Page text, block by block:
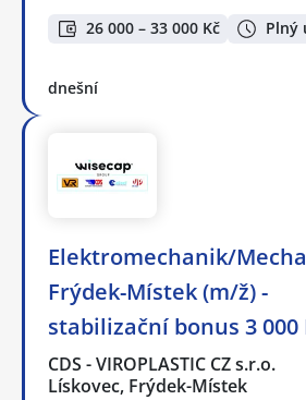
26 000 – 33 000 Kč Plný
dnešní
Elektromechanik/
Frýdek-Místek (m/ž) -
stabilizační bonus 3 000
CDS - VIROPLASTIC CZ s.r.o.
Lískovec, Frýdek-Místek